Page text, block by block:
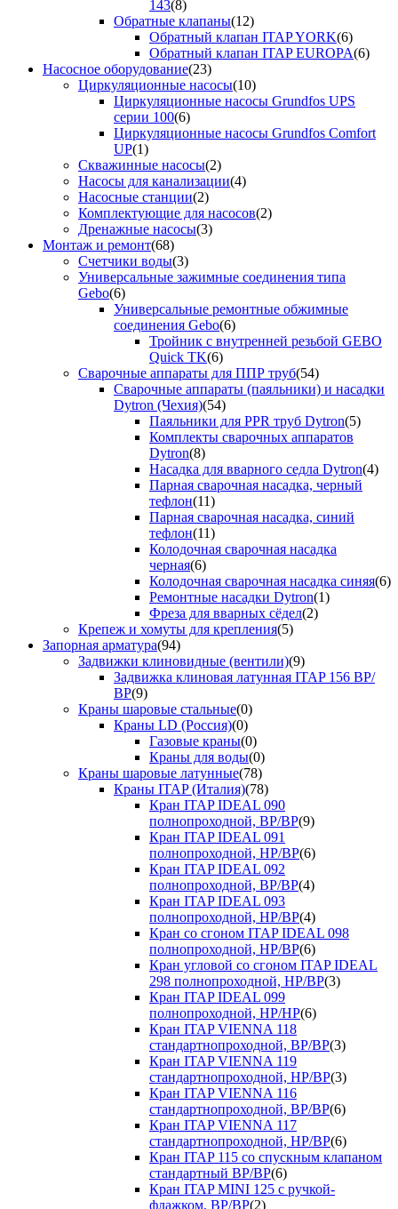
143(8)
Обратные клапаны(12)
Обратный клапан ITAP YORK(6)
Обратный клапан ITAP EUROPA(6)
Насосное оборудование(23)
Циркуляционные насосы(10)
Циркуляционные насосы Grundfos UPS
серии 100(6)
Циркуляционные насосы Grundfos Comfort
UP(1)
Скважинные насосы(2)
Насосы для канализации(4)
Насосные станции(2)
Комплектующие для насосов(2)
Дренажные насосы(3)
Монтаж и ремонт(68)
Счетчики воды(3)
Универсальные зажимные соединения типа
Gebo(6)
Универсальные ремонтные обжимные
соединения Gebo(6)
Тройник с внутренней резьбой GEBO
Quick TK(6)
Сварочные аппараты для ППР труб(54)
Сварочные аппараты (паяльники) и насадки
Dytron (Чехия)(54)
Паяльники для PPR труб Dytron(5)
Комплекты сварочных аппаратов
Dytron(8)
Насадка для вварного седла Dytron(4)
Парная сварочная насадка, черный
тефлон(11)
Парная сварочная насадка, синий
тефлон(11)
Колодочная сварочная насадка
черная(6)
Колодочная сварочная насадка синяя(6)
Ремонтные насадки Dytron(1)
Фреза для вварных сёдел(2)
Крепеж и хомуты для крепления(5)
Запорная арматура(94)
Задвижки клиновидные (вентили)(9)
Задвижка клиновая латунная ITAP 156 ВР/
ВР(9)
Краны шаровые стальные(0)
Краны LD (Россия)(0)
Газовые краны(0)
Краны для воды(0)
Краны шаровые латунные(78)
Краны ITAP (Италия)(78)
Кран ITAP IDEAL 090
полнопроходной, ВР/ВР(9)
Кран ITAP IDEAL 091
полнопроходной, НР/ВР(6)
Кран ITAP IDEAL 092
полнопроходной, ВР/ВР(4)
Кран ITAP IDEAL 093
полнопроходной, НР/ВР(4)
Кран со сгоном ITAP IDEAL 098
полнопроходной, НР/ВР(6)
Кран угловой со сгоном ITAP IDEAL
298 полнопроходной, НР/ВР(3)
Кран ITAP IDEAL 099
полнопроходной, НР/НР(6)
Кран ITAP VIENNA 118
стандартнопроходной, ВР/ВР(3)
Кран ITAP VIENNA 119
стандартнопроходной, НР/ВР(3)
Кран ITAP VIENNA 116
стандартнопроходной, ВР/ВР(6)
Кран ITAP VIENNA 117
стандартнопроходной, НР/ВР(6)
Кран ITAP 115 со спускным клапаном
стандартный ВР/ВР(6)
Кран ITAP MINI 125 с ручкой-
флажком, ВР/ВР(2)